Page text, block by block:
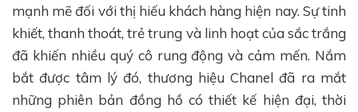
mạnh mẽ đối với thị hiếu khách hàng hiện nay. Sự tinh
khiết, thanh thoát, trẻ trung và linh hoạt của sắc trắng
đã khiến nhiều quý cô rung động và cảm mến. Nắm
bắt được tâm lý đó, thương hiệu Chanel đã ra mắt
những phiên bản đồng hồ có thiết kế hiện đại, thời